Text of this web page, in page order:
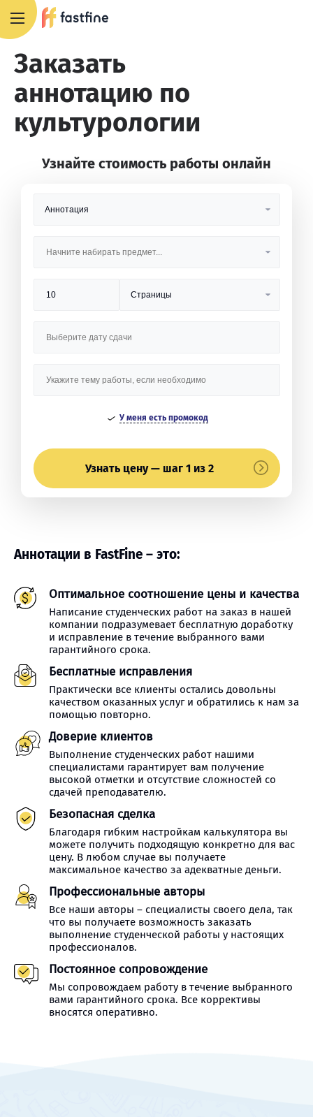
Заказать
аннотацию по
культурологии
Узнайте стоимость работы онлайн
У меня есть промокод
Узнать цену — шаг 1 из 2
Аннотации в FastFine – это:
Оптимальное соотношение цены и качества
Написание студенческих работ на заказ в нашей
компании подразумевает бесплатную доработку
и исправление в течение выбранного вами
гарантийного срока.
Бесплатные исправления
Практически все клиенты остались довольны
качеством оказанных услуг и обратились к нам за
помощью повторно.
Доверие клиентов
Выполнение студенческих работ нашими
специалистами гарантирует вам получение
высокой отметки и отсутствие сложностей со
сдачей преподавателю.
Безопасная сделка
Благодаря гибким настройкам калькулятора вы
можете получить подходящую конкретно для вас
цену. В любом случае вы получаете
максимальное качество за адекватные деньги.
Профессиональные авторы
Все наши авторы – специалисты своего дела, так
что вы получаете возможность заказать
выполнение студенческой работы у настоящих
профессионалов.
Постоянное сопровождение
Мы сопровождаем работу в течение выбранного
вами гарантийного срока. Все коррективы
вносятся оперативно.